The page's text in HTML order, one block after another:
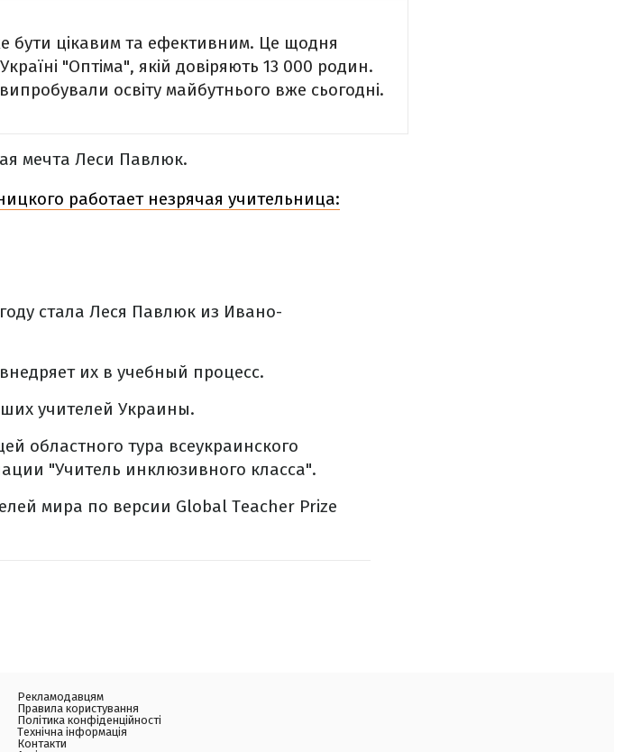
бути цікавим та ефективним. Це щодня
"Оптіма", якій довіряють 13 000 родин.
освіту майбутнього вже сьогодні.
мечта Леси Павлюк.
работает незрячая учительница:
стала Леся Павлюк из Ивано-
их в учебный процесс.
учителей Украины.
областного тура всеукраинского
"Учитель инклюзивного класса".
мира по версии Global Teacher Prize
Рекламодавцям
Правила користування
Політика конфіденційності
Технічна інформація
Контакти